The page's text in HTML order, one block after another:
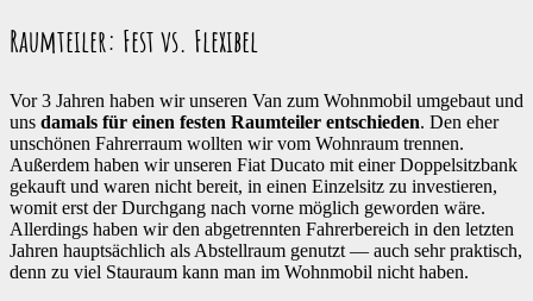
Raumteiler: Fest vs. Flexibel
Vor 3 Jahren haben wir unseren Van zum Wohnmobil umgebaut und
uns damals für einen festen Raumteiler entschieden. Den eher
unschönen Fahrerraum wollten wir vom Wohnraum trennen.
Außerdem haben wir unseren Fiat Ducato mit einer Doppelsitzbank
gekauft und waren nicht bereit, in einen Einzelsitz zu investieren,
womit erst der Durchgang nach vorne möglich geworden wäre.
Allerdings haben wir den abgetrennten Fahrerbereich in den letzten
Jahren hauptsächlich als Abstellraum genutzt — auch sehr praktisch,
denn zu viel Stauraum kann man im Wohnmobil nicht haben.